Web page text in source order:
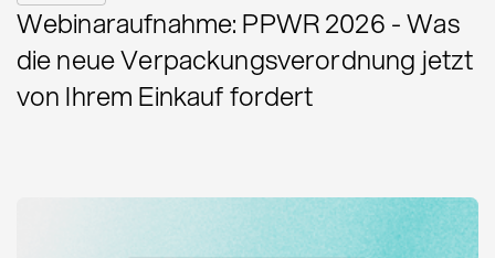
Webinaraufnahme: PPWR 2026 - Was
die neue Verpackungsverordnung jetzt
von Ihrem Einkauf fordert